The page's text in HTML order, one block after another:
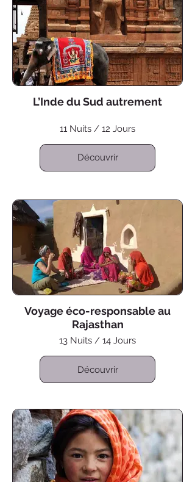
L’Inde du Sud autrement
11 Nuits / 12 Jours
Découvrir
Voyage éco-responsable au
Rajasthan
13 Nuits / 14 Jours
Découvrir